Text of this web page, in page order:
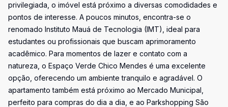
privilegiada, o imóvel está próximo a diversas comodidades e
pontos de interesse. A poucos minutos, encontra-se o
renomado Instituto Mauá de Tecnologia (IMT), ideal para
estudantes ou profissionais que buscam aprimoramento
acadêmico. Para momentos de lazer e contato com a
natureza, o Espaço Verde Chico Mendes é uma excelente
opção, oferecendo um ambiente tranquilo e agradável. O
apartamento também está próximo ao Mercado Municipal,
perfeito para compras do dia a dia, e ao Parkshopping São